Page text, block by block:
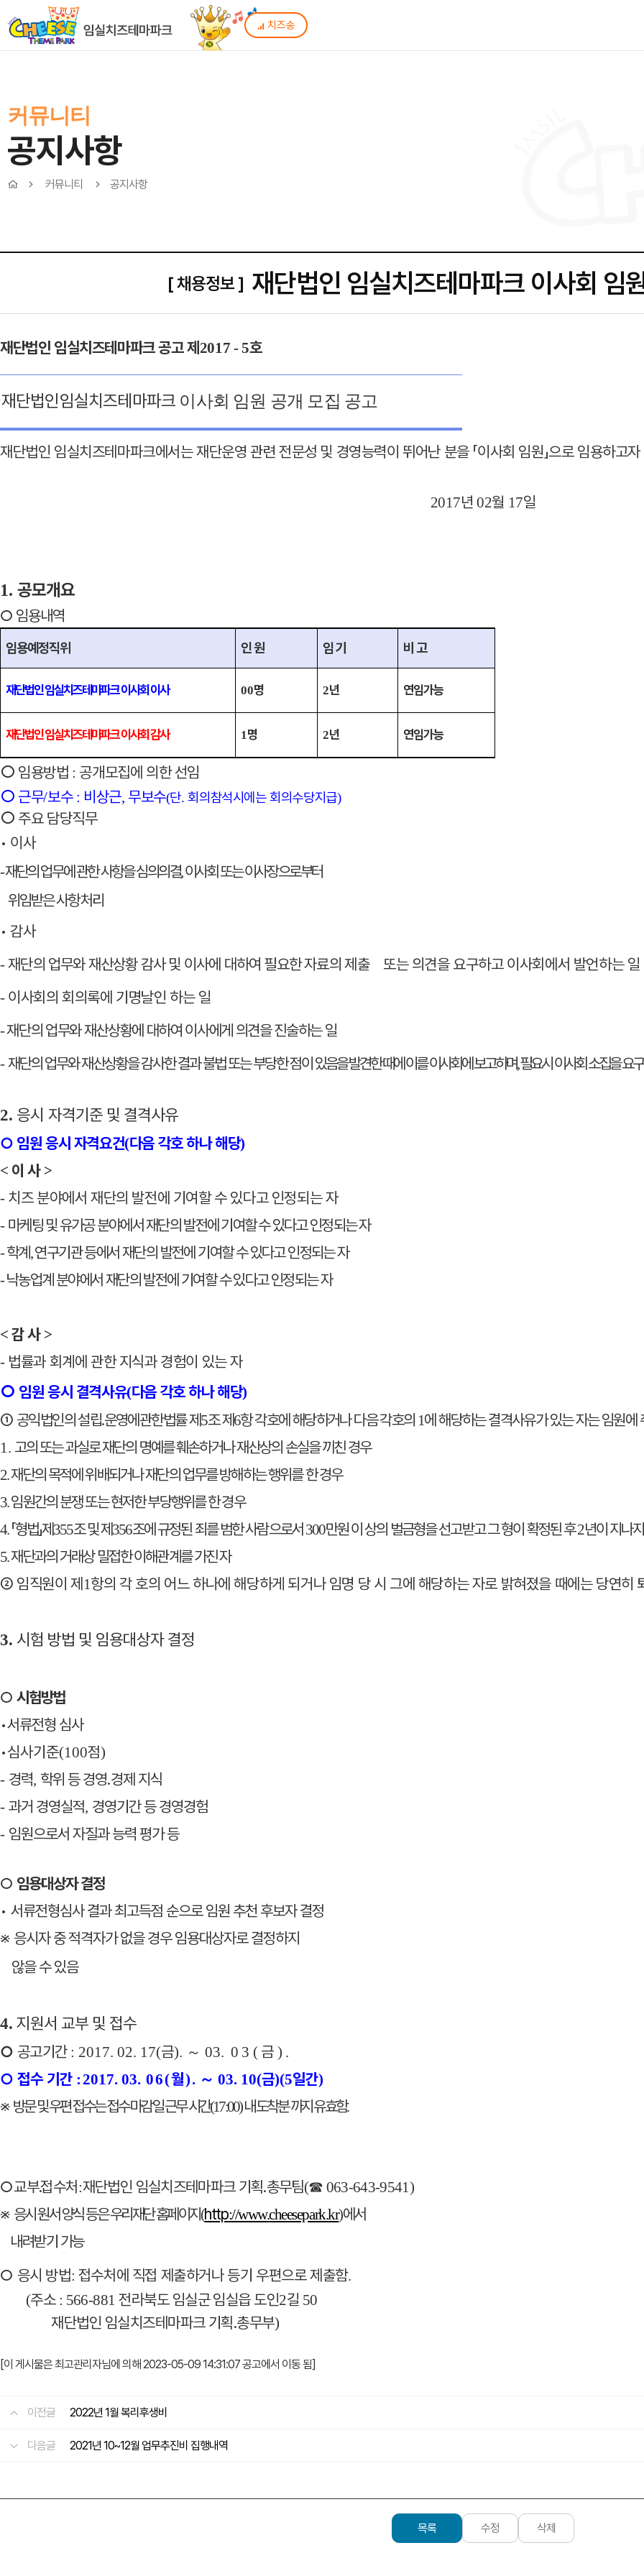
치즈송
커뮤니티
공지사항
커뮤니티 공지사항
[ 채용정보 ] 재단법인 임실치즈테마파크 이사회 임
재단법인 임실치즈테마파크 공고제 2017 - 5호
재단법인임실치즈테마파크 이사회 임원 공개 모집 공고
재단법인 임실치즈테마파크에서는 재단운영 관련 전문성 및 경영능력이 뛰어난 분을 「이사회 임원 」으로 임용하고
2017년02월 17일
1. 공모개요
○ 임용내역
임용예정직위 인 원 임 기 비 고
재단법인 임실치즈테마파크 이사회 이사 00명 2년 연임가능
재단법인 임실치즈테마파크 이사회 감사 1 명 2년 연임가능
○ 임용방법 : 공개모집에 의한 선임
○ 근무/보수 : 비상근, 무보수(단.회의참석시에는회의수당지급)
○ 주요 담당직무
• 이사
-재단의 업무에 관한 사항을 심의의결,이사회 또는 이사장으로부터
위임받은 사항 처리
•감사
-재단의 업무와 재산상황 감사 및 이사에 대하여 필요한 자료의 제출 또는 의견을 요구하고 이사회에서 발언하는 일
- 이사회의 회의록에 기명날인 하는 일
-재단의 업무와 재산상황에 대하여 이사에게 의견을 진술하는 일
-재단의 업무와 재산상황을 감사한 결과 불법 또는 부당한 점이 있음을발견한 때에 이를 이사회에 보고하며,필요시 이사회 소집을 요
2. 응시 자격기준 및 결격사유
○ 임원 응시 자격요건(다음 각호 하나 해당)
< 이 사 >
- 치즈 분야에서 재단의 발전에 기여할 수 있다고 인정되는 자
- 마케팅 및 유가공 분야에서 재단의 발전에 기여할 수 있다고 인정되는 자
-학계 ,연구기관 등에서 재단의 발전에 기여할 수 있다고 인정되는 자
-낙농업계 분야에서 재단의 발전에 기여할 수 있다고 인정되는 자
<감 사 >
- 법률과 회계에 관한 지식과 경험이 있는 자
○ 임원 응시 결격사유(다음 각호 하나 해당)
① 공익법인의 설립․운영에관한법률 제5조 제6항 각호에 해당하거나 다음 각호의 1에 해당하는 결격사유가 있는 자는 임원에
1. 고의 또는 과실로 재단의 명예를 훼손하거나 재산상의 손실을 끼친 경우
2.재단의 목적에 위배되거나 재단의 업무를 방해하는 행위를 한 경우
3.임원간의 분쟁 또는 현저한 부당행위를 한 경우
4.「형법」제355조 및 제356조에 규정된 죄를 범한 사람으로서 300만원 이 상의 벌금형을 선고받고 그 형이 확정된 후2년이 지나
5.재단과의 거래상 밀접한 이해관계를 가진 자
② 임직원이 제 1항의 각 호의 어느 하나에 해당하게 되거나 임명 당 시 그에 해당하는 자로 밝혀졌을 때에는 당연히
3. 시험 방법 및 임용대상자 결정
○ 시험방법
•서류전형 심사
•심사기준(100점)
- 경력, 학위 등 경영․경제 지식
- 과거 경영실적, 경영기간 등 경영경험
- 임원으로서 자질과 능력 평가 등
○ 임용대상자 결정
• 서류전형심사 결과 최고득점 순으로 임원 추천 후보자 결정
※ 응시자 중 적격자가 없을 경우 임용대상자로 결정하지
않을 수 있음
4. 지원서 교부 및 접수
○ 공고기간 : 2017. 02. 17(금). ～ 03. 03( 금 ) .
○ 접수 기간 :2017. 03. 06(월). ～ 03. 10(금)(5일간)
※ 방문 및 우편 접수는 접수 마감일 근무 시간(17:00)내 도착분 까지 유효함.
○교부․접수처 :재단법인 임실치즈테마파크 기획․총무팀(☎ 063-643-9541)
※ 응시 원서 양식 등은우리재단 홈페이지(http://www.cheesepark.kr)에서
내려받기 가능
○ 응시 방법: 접수처에 직접 제출하거나 등기 우편으로제출함.
(주소 : 566-881전라북도 임실군 임실읍 도인2길 50
재단법인 임실치즈테마파크 기획․총무부)
[이 게시물은 최고관리자님에 의해 2023-05-09 14:31:07 공고에서 이동 됨]
이전글 2022년 1월 복리후생비
다음글 2021년 10~12월 업무추진비 집행내역
목록 수정 삭제